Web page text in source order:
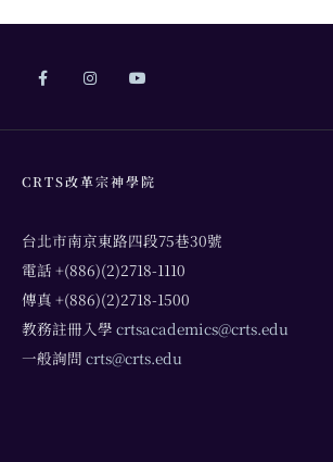
CRTS改革宗神學院
台北市南京東路四段75巷30號
電話 +(886)(2)2718-1110
傳真 +(886)(2)2718-1500
教務註冊入學 crtsacademics@crts.edu
一般詢問 crts@crts.edu